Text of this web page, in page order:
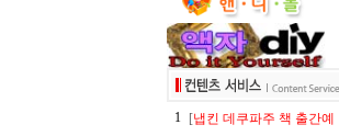
1 [냅킨 데쿠파주 책 출간예